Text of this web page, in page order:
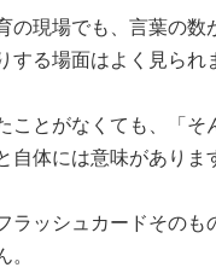
の現場でも、言葉の数
する場面はよく見られ
ことがなくても、「そ
自体には意味がありま
ラッシュカードそのも
。